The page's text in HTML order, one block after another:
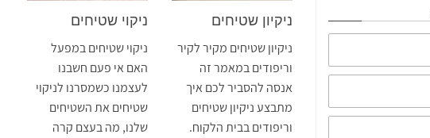
ניקיון שטיחים
ניקיון שטיחים מקיר לקיר
וריפודים במאמר זה
אנסה להסביר לכם איך
מתבצע ניקיון שטיחים
וריפודים בבית הלקוח.
ניקוי שטיחים
ניקוי שטיחים במפעל
האם אי פעם חשבנו
לעצמנו כשמסרנו לניקוי
שטיחים את השטיחים
שלנו, מה בעצם קרה